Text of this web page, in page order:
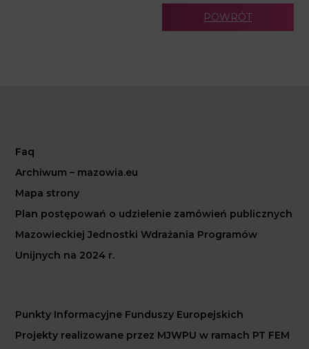
POWRÓT
Faq
Archiwum – mazowia.eu
Mapa strony
Plan postępowań o udzielenie zamówień publicznych
Mazowieckiej Jednostki Wdrażania Programów
Unijnych na 2024 r.
Punkty Informacyjne Funduszy Europejskich
Projekty realizowane przez MJWPU w ramach PT FEM